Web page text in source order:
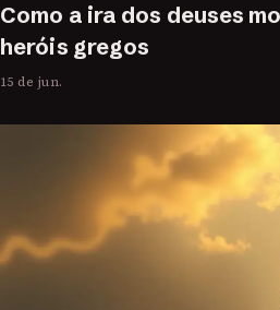
Como a ira dos deuses
heróis gregos
15 de jun.